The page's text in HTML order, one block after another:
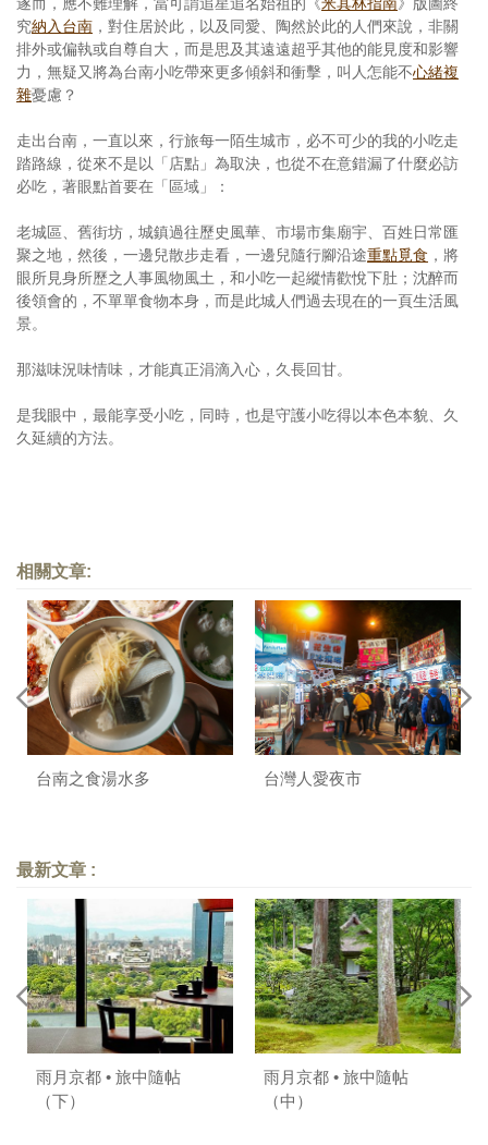
究納入台南 ，對住居於此，以及同愛、陶然於此的人們來說，非關
排外或偏執或自尊自大，而是思及其遠遠超乎其他的能見度和影響
力，無疑又將為台南小吃帶來更多傾斜和衝擊，叫人怎能不心緒複
雜憂慮？
走出台南，一直以來，行旅每一陌生城市，必不可少的我的小吃走
踏路線，從來不是以「店點」為取決，也從不在意錯漏了什麼必訪
必吃，著眼點首要在「區域」：
老城區、舊街坊，城鎮過往歷史風華、市場市集廟宇、百姓日常匯
聚之地，然後，一邊兒散步走看，一邊兒隨行腳沿途重點覓食 ，將
眼所見身所歷之人事風物風土，和小吃一起縱情歡悅下肚；沈醉而
後領會的，不單單食物本身，而是此城人們過去現在的一頁生活風
景。
那滋味況味情味，才能真正涓滴入心，久長回甘。
是我眼中，最能享受小吃，同時，也是守護小吃得以本色本貌、久
久延續的方法。
相關文章:
台南之食湯水多 台灣人愛夜市
最新文章 :
雨月京都 • 旅中隨帖
（下）
雨月京都 • 旅中隨帖
（中）